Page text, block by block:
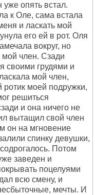
опять встал.
к Оле, сама встала
и ласкать мой
его ей в рот. Оля
вокруг, но
мой член. Сзади
своими грудями и
мой член,
ротик моей подружки,
решиться
и она ничего не
вытащил свой член
он на мгновение
спинку девушки,
Потом
заведен и
поцелуями
всю смену, и
мечты. И